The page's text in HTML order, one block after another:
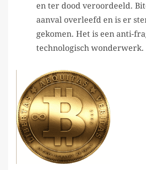
en ter dood veroordeeld.
aanval overleefd en is er
gekomen. Het is een anti-
technologisch wonderwerk.